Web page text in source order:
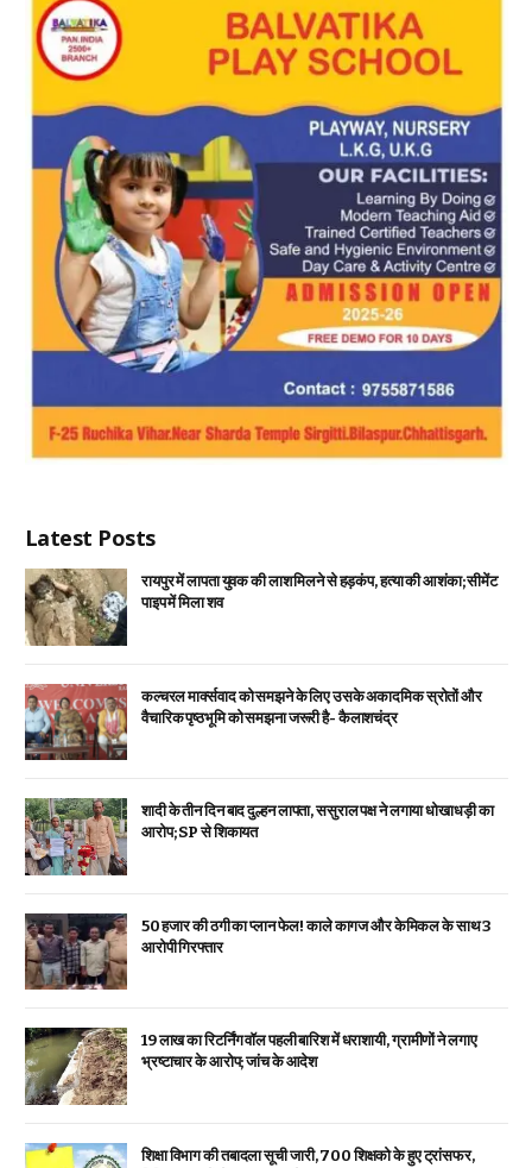
Latest Posts
रायपुर में लापता युवक की लाश मिलने से हड़कंप, हत्या की आशंका; सीमेंट
पाइप में मिला शव
कल्चरल मार्क्सवाद को समझने के लिए उसके अकादमिक स्रोतों और
वैचारिक पृष्ठभूमि को समझना जरूरी है- कैलाशचंद्र
शादी के तीन दिन बाद दुल्हन लापता, ससुराल पक्ष ने लगाया धोखाधड़ी का
आरोप; SP से शिकायत
₹50 हजार की ठगी का प्लान फेल! काले कागज और केमिकल के साथ 3
आरोपी गिरफ्तार
19 लाख का रिटर्निंग वॉल पहली बारिश में धराशायी, ग्रामीणों ने लगाए
भ्रष्टाचार के आरोप; जांच के आदेश
शिक्षा विभाग की तबादला सूची जारी, 700 शिक्षको के हुए ट्रांसफर,